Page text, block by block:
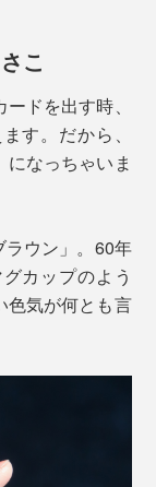
する2個使い
す。
こ
ドを出す時、
す。だから、
になっちゃいま
ウン」。60年
カップのよう
色気が何とも言